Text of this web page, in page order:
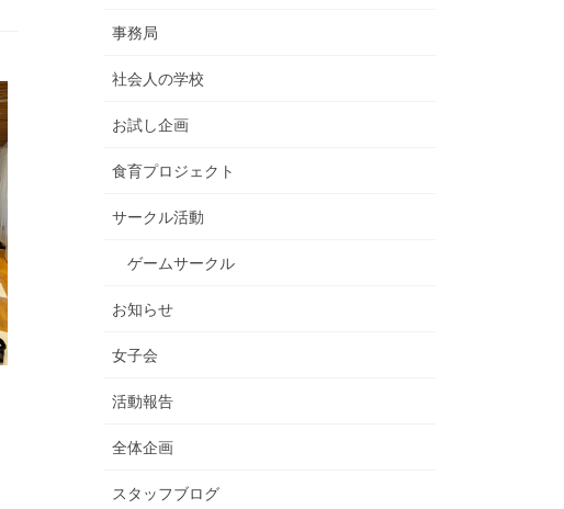
事務局
社会人の学校
お試し企画
食育プロジェクト
サークル活動
ゲームサークル
お知らせ
女子会
活動報告
全体企画
スタッフブログ